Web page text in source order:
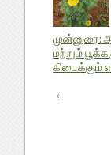
முன்னுரை:
மற்றும்
கிடைக்கும்
‹